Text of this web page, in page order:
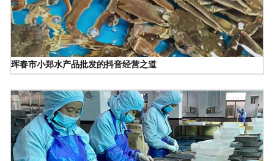
珲春市小郑水产品批发的抖音经营之道